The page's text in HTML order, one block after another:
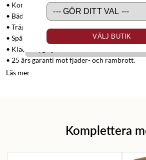
VÄLJ BUTIK
• Kontinentalsäng Hilding Family Lyx
• Bäddmadrass Lyx, höjd 9 cm.
• Trägavel rökt ask, höjd 90 cm
• Spårat runt konat, rökt ask, höjd 18 cm
• Klädsel tyg Bjärnum
• 25 års garanti mot fjäder- och rambrott.
Läs mer
Komplettera